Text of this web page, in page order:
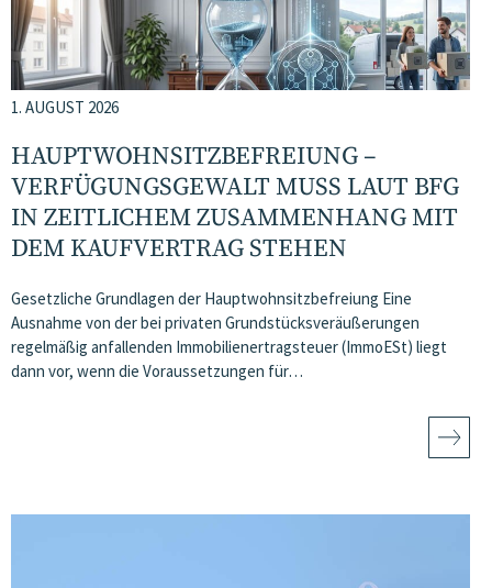
1. AUGUST 2026
HAUPTWOHNSITZ​­BEFREIUNG –
VERFÜGUNGSGEWALT MUSS LAUT BFG
IN ZEITLICHEM ZUSAMMENHANG MIT
DEM KAUFVERTRAG STEHEN
Gesetzliche Grundlagen der Hauptwohnsitzbefreiung Eine
Ausnahme von der bei privaten Grundstücksveräußerungen
regelmäßig anfallenden Immobilienertragsteuer (ImmoESt) liegt
dann vor, wenn die Voraussetzungen für…